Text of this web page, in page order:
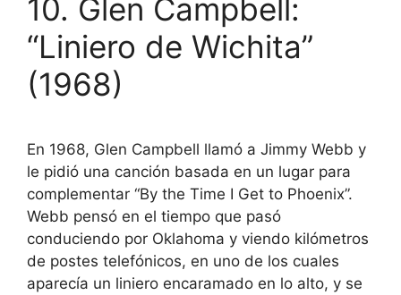
10. Glen Campbell:
“Liniero de Wichita”
(1968)
En 1968, Glen Campbell llamó a Jimmy Webb y
le pidió una canción basada en un lugar para
complementar “By the Time I Get to Phoenix”.
Webb pensó en el tiempo que pasó
conduciendo por Oklahoma y viendo kilómetros
de postes telefónicos, en uno de los cuales
aparecía un liniero encaramado en lo alto, y se